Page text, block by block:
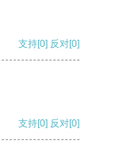
支持[0] 反对[0]
支持[0] 反对[0]